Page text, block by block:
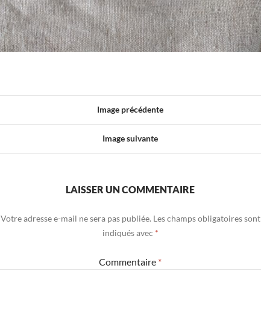
Image précédente
Image suivante
LAISSER UN COMMENTAIRE
Votre adresse e-mail ne sera pas publiée. Les champs obligatoires sont
indiqués avec *
Commentaire *